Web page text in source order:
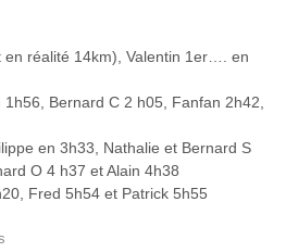
en réalité 14km), Valentin 1er…. en
1h56, Bernard C 2 h05, Fanfan 2h42,
en 3h33, Nathalie et Bernard S
O 4 h37 et Alain 4h38
Fred 5h54 et Patrick 5h55